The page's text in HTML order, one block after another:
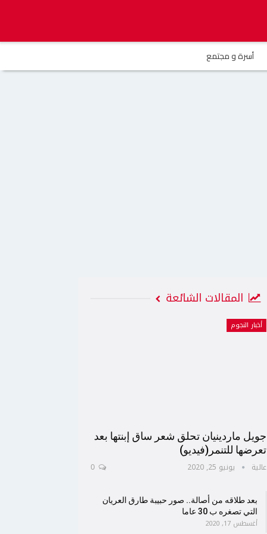
أسرة و مجتمع
المقالات الشائعة
أخبار النجوم
جويل ماردينيان تحلق شعر ساق إبنتها بعد
تعرضها للتنمر(فيديو)
عالية يونيو 25, 2020
بعد طلاقه من أصالة.. صور حبيبة طارق العريان
التي تصغره ب 30 عاما
أغسطس 17, 2020